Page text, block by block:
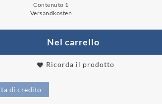
Contenuto 1
Versandkosten
Nel carrello
Ricorda il prodotto
di credito